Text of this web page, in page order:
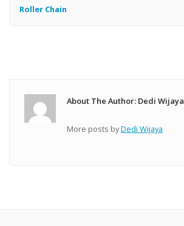
Roller Chain
About The Author: Dedi Wijaya
More posts byDedi Wijaya